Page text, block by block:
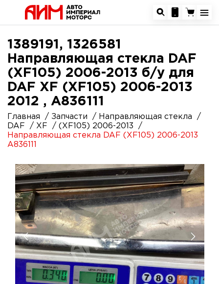
1389191, 1326581
Направляющая стекла DAF
(XF105) 2006-2013 б/у для
DAF XF (XF105) 2006-2013
2012 , A836111
Главная Запчасти
Направляющая стекла
DAF
XF
(XF105) 2006-2013
Направляющая стекла DAF (XF105) 2006-2013
A836111